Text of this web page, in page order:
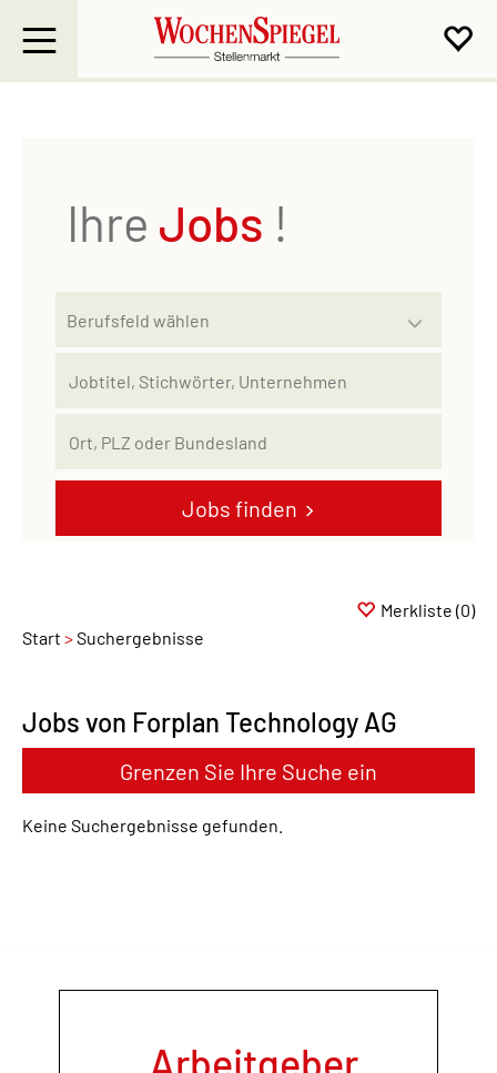
Ihre Jobs !
Jobs finden
Start Suchergebnisse
Merkliste (0)
Jobs von Forplan Technology AG
Grenzen Sie Ihre Suche ein
Keine Suchergebnisse gefunden.
Arbeitgeber